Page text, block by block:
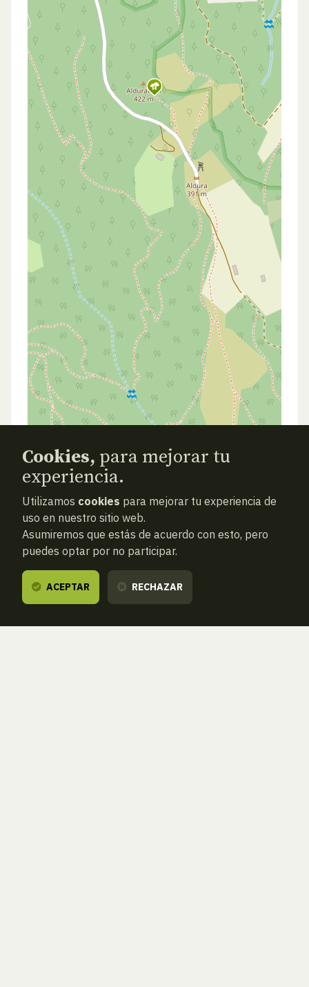
ANTERIOR SIGUIENTE
Cookies, para mejorar tu
experiencia.
Utilizamos cookies para mejorar tu experiencia de
uso en nuestro sitio web.
Asumiremos que estás de acuerdo con esto, pero
puedes optar por no participar.
ACEPTAR RECHAZAR